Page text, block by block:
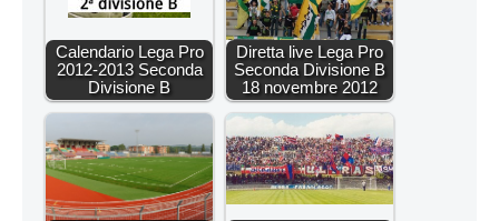
Calendario Lega Pro
2012-2013 Seconda
Divisione B
Diretta live Lega Pro
Seconda Divisione B
18 novembre 2012